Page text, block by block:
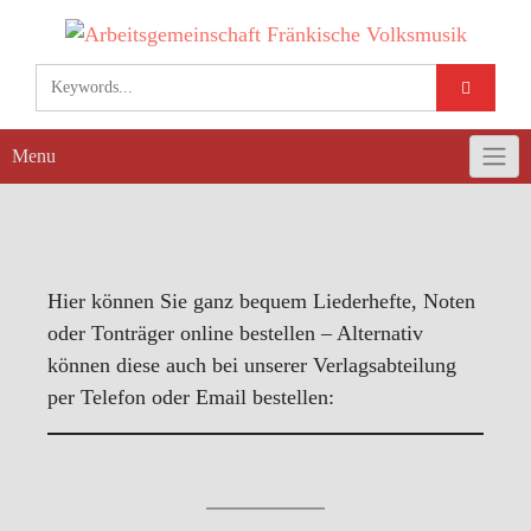
content
Menu
Hier können Sie ganz bequem Liederhefte, Noten
oder Tonträger online bestellen – Alternativ
können diese auch bei unserer Verlagsabteilung
per Telefon oder Email bestellen: